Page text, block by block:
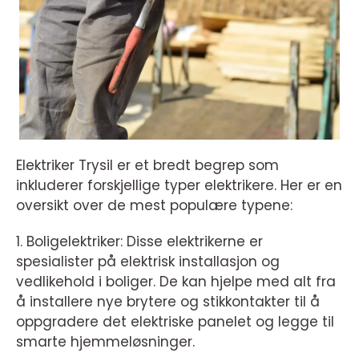
Elektriker Trysil er et bredt begrep som
inkluderer forskjellige typer elektrikere. Her er en
oversikt over de mest populære typene:
1. Boligelektriker: Disse elektrikerne er
spesialister på elektrisk installasjon og
vedlikehold i boliger. De kan hjelpe med alt fra
å installere nye brytere og stikkontakter til å
oppgradere det elektriske panelet og legge til
smarte hjemmeløsninger.